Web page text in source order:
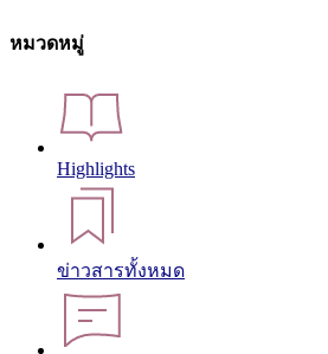
หมวดหมู่
Highlights
ข่าวสารทั้งหมด